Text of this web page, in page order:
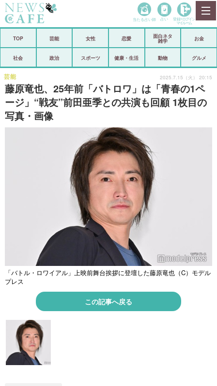
政治
芸能 スポーツ
恋愛
アリ／ナシ
ショップ
登録・ログイン/マイルーム
当たる占い師 占い 登録• ログイン
マイルーム
TOP 芸能 女性 恋愛
面白ネタ
雑学
お金
社会 政治 スポーツ 健康・生活 動物 グルメ
藤原竜也、25年前「バトロワ」は「青春の1ペ
ージ」“戦友”前田亜季との共演も回顧 1枚目の
写真・画像
芸能 2025.7.15（火） 20:15
「バトル・ロワイアル」上映前舞台挨拶に登壇した藤原竜也（C）モデル
プレス
この記事へ戻る